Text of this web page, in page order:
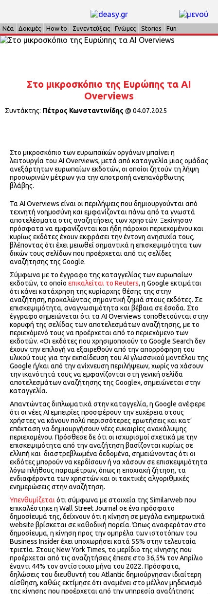
Νέα Δοκιμές How to Συνεντεύξεις Γνώμες Stories Fun
Στο μικροσκόπιο της Ευρώπης τα ΑΙ
Overviews
Συντάκτης: Πέτρος Κωνσταντινίδης @ 04.07.2025
Στο μικροσκόπιο των ευρωπαϊκών οργάνων μπαίνει η
λειτουργία του ΑΙ Overviews, μετά από καταγγελία μιας ομάδας
ανεξάρτητων ευρωπαίων εκδοτών, οι οποίοι ζητούν τη λήψη
προσωρινών μέτρων για την αποτροπή ανεπανόρθωτης
βλάβης.
Τα ΑΙ Overviews είναι οι περιλήψεις που δημιουργούνται από
τεχνητή νοημοσύνη και εμφανίζονται πάνω από τα γνωστά
αποτελέσματα στις αναζητήσεις των χρηστών. Ξεκίνησαν
πρόσφατα να εμφανίζονται και ήδη πάροχοι περιεχομένου και
κυρίως εκδότες έχουν εκφράσει την έντονη ανησυχία τους,
βλέποντας ότι έχει μειωθεί σημαντικά η επισκεψιμότητα των
δικών τους σελίδων που προέρχεται από τις σελίδες
αναζήτησης της Google.
Σύμφωνα με το έγγραφο της καταγγελίας των ευρωπαίων
εκδοτών, το οποίο επικαλείται το Reuters, η Google εκτιμάται
ότι κάνει κατάχρηση της κυρίαρχης θέσης της στην
αναζήτηση, προκαλώντας σημαντική ζημιά στους εκδότες. Σε
επισκεψιμότητα, αναγνωσιμότητα και βέβαια σε έσοδα. Στο
έγγραφο σημειώνεται ότι τα AI Overviews τοποθετούνται στην
κορυφή της σελίδας των αποτελεσμάτων αναζήτησης, με το
περιεχόμενό τους να προέρχεται από το περιεχόμενο των
εκδοτών. «Οι εκδότες που χρησιμοποιούν το Google Search δεν
έχουν την επιλογή να εξαιρεθούν από την απορρόφηση του
υλικού τους για την εκπαίδευση του ΑΙ γλωσσικού μοντέλου της
Google ή/και από την ανίχνευση περιλήψεων, χωρίς να χάσουν
την ικανότητά τους να εμφανίζονται στη γενική σελίδα
αποτελεσμάτων αναζήτησης της Google», σημειώνεται στην
καταγγελία.
Απαντώντας διπλωματικά στην καταγγελία, η Google ανέφερε
ότι οι νέες ΑΙ εμπειρίες προσφέρουν την ευχέρεια στους
χρήστες να κάνουν πολύ περισσότερες ερωτήσεις και κατ’
επέκταση να δημιουργήσουν νέες ευκαιρίες ανακάλυψης
περιεχομένου. Πρόσθεσε δε ότι οι ισχυρισμοί σχετικά με την
επισκεψιμότητα από την αναζήτηση βασίζονται κυρίως σε
ελλιπή και διαστρεβλωμένα δεδομένα, σημειώνοντας ότι οι
εκδότες μπορούν να κερδίσουν ή να χάσουν σε επισκεψιμότητα
λόγω πλήθους παραμέτρων, όπως η εποχιακή ζήτηση, τα
ενδιαφέροντα των χρηστών και οι τακτικές αλγοριθμικές
ενημερώσεις στην αναζήτηση.
Υπενθυμίζεται ότι σύμφωνα με στοιχεία της Similarweb που
επικαλέστηκε η Wall Street Journal σε ένα πρόσφατο
δημοσίευμά της, δείχνουν ότι η κίνηση σε μεγάλα ενημερωτικά
website βρίσκεται σε καθοδική πορεία. Όπως αναφερόταν στο
δημοσίευμα, η κίνηση προς την ομπρέλα των ιστοτόπων τou
Business Insider έχει υποχωρήσει κατά 55% στην τελευταία
τριετία. Στους New York Times, το μερίδιο της κίνησης που
προέρχεται από τις αναζητήσεις έπεσε στο 36,5% τον Απρίλιο
έναντι 44% τον αντίστοιχο μήνα του 2022. Πρόσφατα,
δηλώσεις του διευθυντή του Atlantic δημιούργησαν ιδιαίτερη
αίσθηση, καθώς εκτίμησε ότι αναμένει στο μέλλον μηδενισμό
της κίνησης που προέρχεται από την υπηρεσία αναζήτησης